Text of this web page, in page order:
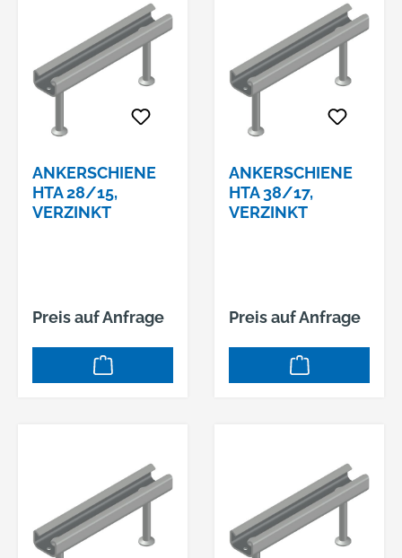
ANKERSCHIENE
HTA 28/15,
VERZINKT
Preis auf Anfrage
ANKERSCHIENE
HTA 38/17,
VERZINKT
Preis auf Anfrage